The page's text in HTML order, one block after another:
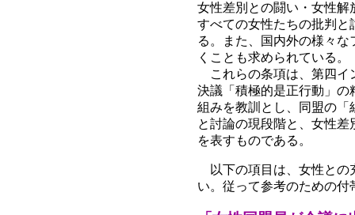
女性差別との闘い・女性
すべての女性たちの批判
る。また、国内外の様々
くことも求められている。
これらの条項は、第四イ
決議「積極的是正行動」
組みを教訓とし、同盟の
と討論の現段階と、女性
を表すものである。
以下の項目は、女性との
い。従って参考のための付